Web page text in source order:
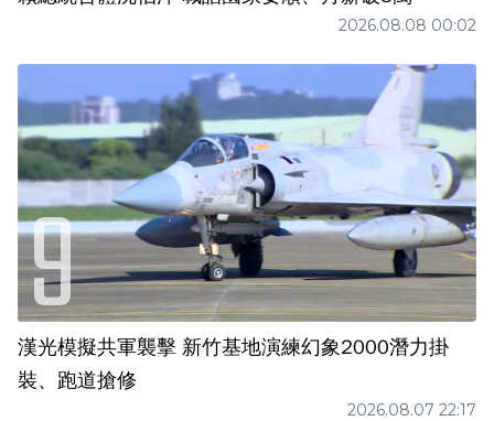
2026.08.08 00:02
漢光模擬共軍襲擊 新竹基地演練幻象2000潛力掛
裝、跑道搶修
2026.08.07 22:17